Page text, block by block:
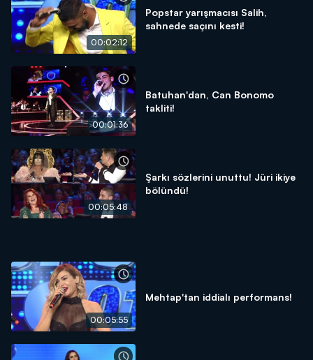
00:02:12
Popstar yarışmacısı Salih,
sahnede saçını kesti!
00:01:36
Batuhan'dan, Can Bonomo
takliti!
00:05:48
Şarkı sözlerini unuttu! Jüri ikiye
bölündü!
00:05:55
Mehtap'tan iddialı performans!